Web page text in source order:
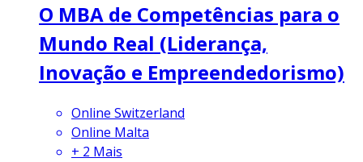
O MBA de Competências para o
Mundo Real (Liderança,
Inovação e Empreendedorismo)
Online Switzerland
Online Malta
+ 2 Mais